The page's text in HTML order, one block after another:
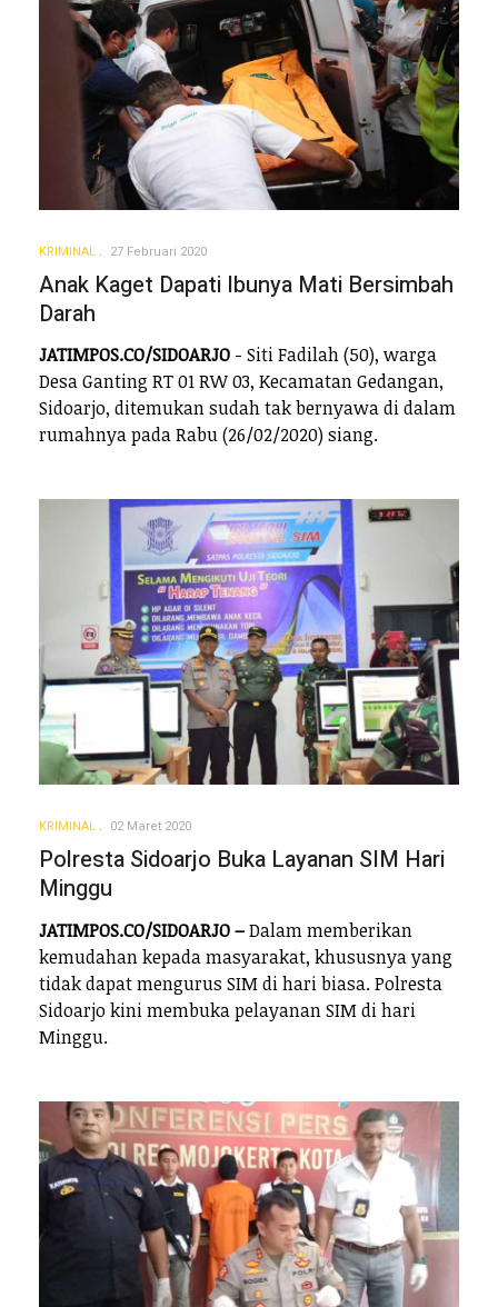
KRIMINAL 27 Februari 2020
Anak Kaget Dapati Ibunya Mati Bersimbah
Darah
JATIMPOS.CO/SIDOARJO - Siti Fadilah (50), warga
Desa Ganting RT 01 RW 03, Kecamatan Gedangan,
Sidoarjo, ditemukan sudah tak bernyawa di dalam
rumahnya pada Rabu (26/02/2020) siang.
KRIMINAL 02 Maret 2020
Polresta Sidoarjo Buka Layanan SIM Hari
Minggu
JATIMPOS.CO/SIDOARJO –Dalam memberikan
kemudahan kepada masyarakat, khususnya yang
tidak dapat mengurus SIM di hari biasa. Polresta
Sidoarjo kini membuka pelayanan SIM di hari
Minggu.